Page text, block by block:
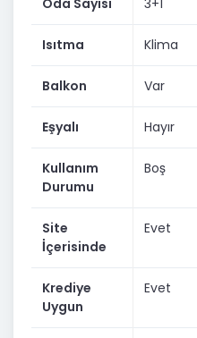
Oda Sayısı 3+1
Isıtma Klima
Balkon Var
Eşyalı Hayır
Kullanım
Durumu
Boş
Site
İçerisinde
Evet
Krediye
Uygun
Evet